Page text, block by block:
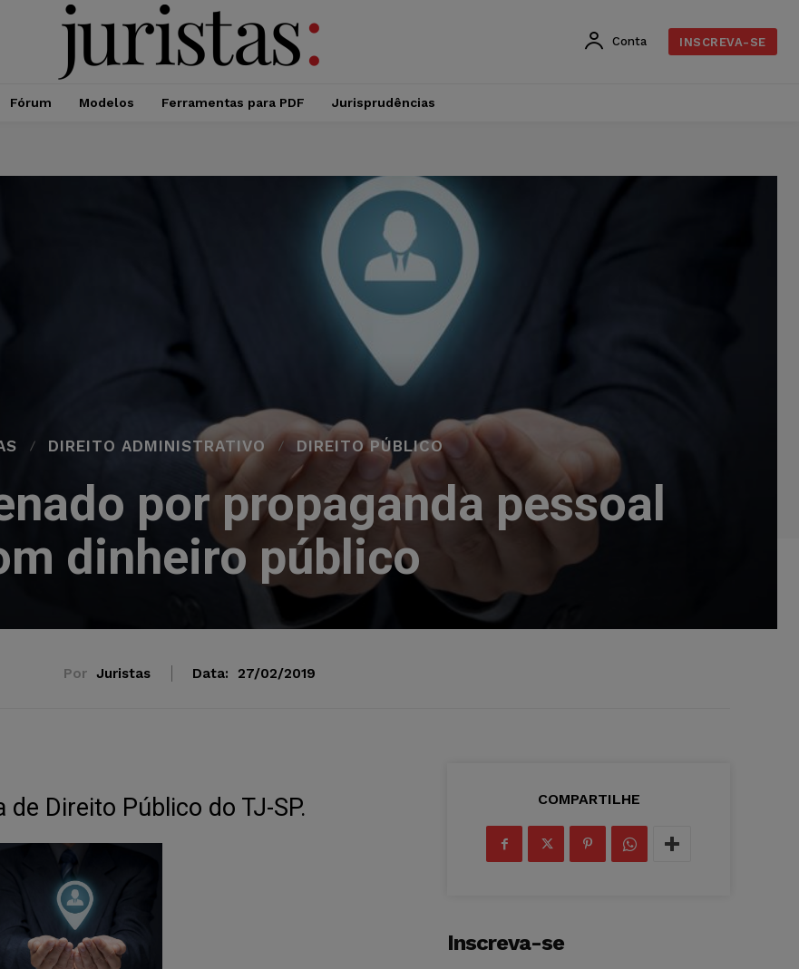
Conta INSCREVA-SE
Fórum Modelos Ferramentas para PDF Jurisprudências
DIREITO ADMINISTRATIVO DIREITO PÚBLICO
por propaganda pessoal
dinheiro público
Por Juristas Data: 27/02/2019
de Direito Público do TJ-SP. COMPARTILHE
Inscreva-se